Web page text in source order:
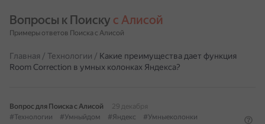
Вопросы к Поиску с Алисой
Примеры ответов Поиска с Алисой
Главная / Технологии / Какие преимущества дает функция
Room Correction в умных колонках Яндекса?
Вопрос для Поиска с Алисой
29 декабря
#Технологии
#Умныйдом #Яндекс
#Умныеколонки